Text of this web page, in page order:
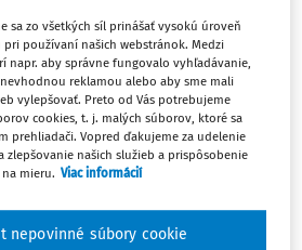
školstva zverejní na
sídle termíny konania
sa zo všetkých síl prinášať vysokú úroveň
používaní našich webstránok. Medzi
napr. aby správne fungovalo vyhľadávanie,
reklamou alebo aby sme mali
vylepšovať. Preto od Vás potrebujeme
cookies, t. j. malých súborov, ktoré sa
prehliadači. Vopred ďakujeme za udelenie
zlepšovanie našich služieb a prispôsobenie
mieru. Viac informácií
nepovinné súbory cookie